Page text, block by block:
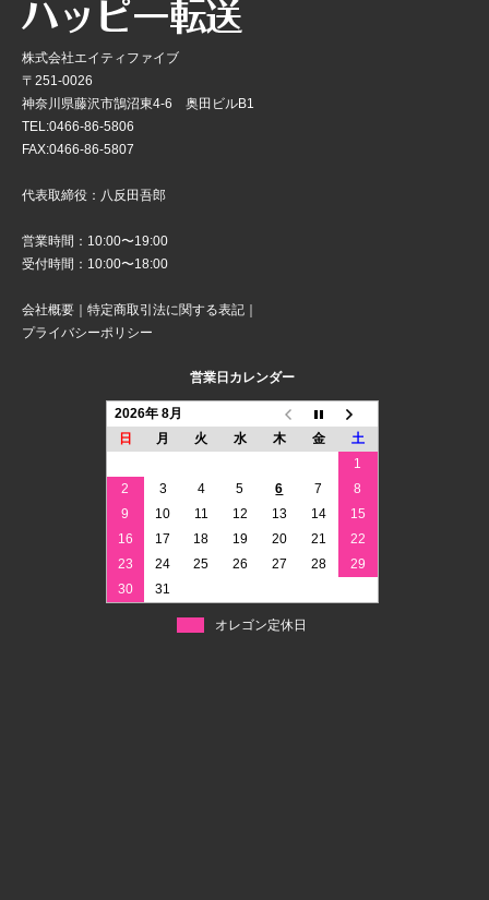
株式会社エイティファイブ
〒251-0026
神奈川県藤沢市鵠沼東4-6 奥田ビルB1
TEL:0466-86-5806
FAX:0466-86-5807
代表取締役：八反田吾郎
営業時間：10:00〜19:00
受付時間：10:00〜18:00
会社概要 特定商取引法に関する表記
プライバシーポリシー
営業日カレンダー
2026年 8月
日
月 火 水 木 金
土
1
2
3 4 5 6 7
8
9
10 11 12 13 14
15
16
17 18 19 20 21
22
23
24 25 26 27 28
29
30
31
オレゴン定休日